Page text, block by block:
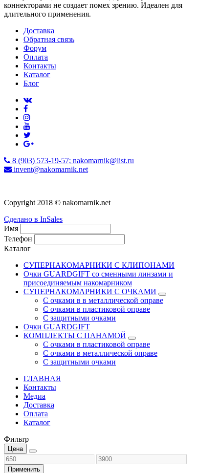
коннекторами не создает помех зрению. Идеален для
длительного применения.
Доставка
Обратная связь
Форум
Оплата
Контакты
Каталог
Блог
8 (903) 573-19-57; nakomarnik@list.ru
invent@nakomarnik.net
Copyright 2018 © nakomarnik.net
Сделано в InSales
Имя
Телефон
Каталог
СУПЕРНАКОМАРНИКИ С КЛИПОНАМИ
Очки GUARDGIFT со сменными линзами и
присоединяемым накомарником
СУПЕРНАКОМАРНИКИ С ОЧКАМИ
С очками в в металлической оправе
С очками в пластиковой оправе
С защитными очками
Очки GUARDGIFT
КОМПЛЕКТЫ С ПАНАМОЙ
С очками в пластиковой оправе
С очками в металлической оправе
С защитными очками
ГЛАВНАЯ
Контакты
Медиа
Доставка
Оплата
Каталог
Фильтр
Цена
Применить